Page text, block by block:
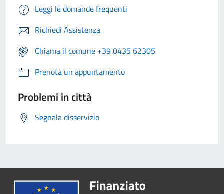
Leggi le domande frequenti
Richiedi Assistenza
Chiama il comune +39 0435 62305
Prenota un appuntamento
Problemi in città
Segnala disservizio